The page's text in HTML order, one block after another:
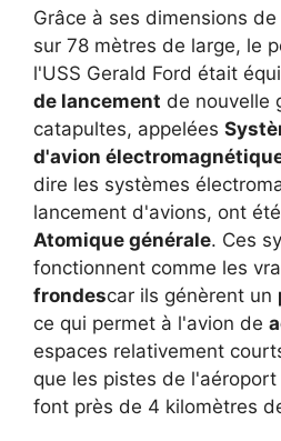
Grâce à ses dimensions
sur 78 mètres de large, le
l'USS Gerald Ford était
de lancement de nouvelle
catapultes, appelées
d'avion
dire les systèmes
lancement d'avions, ont
Atomique générale. Ces
fonctionnent comme les
frondescar ils génèrent un
ce qui permet à l'avion de
espaces relativement
que les pistes de
font près de 4 kilomètres